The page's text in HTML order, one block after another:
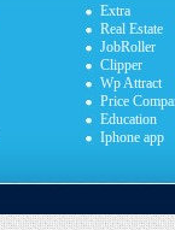
Extra
Real Estate
JobRoller
Clipper
Wp Attract
Price
Education
Iphone app